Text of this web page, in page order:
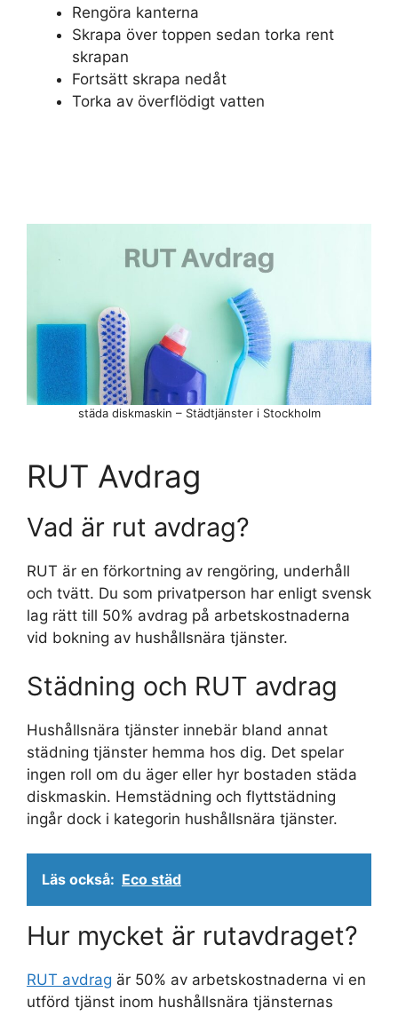
Rengöra kanterna
Skrapa över toppen sedan torka rent
skrapan
Fortsätt skrapa nedåt
Torka av överflödigt vatten
RUT Avdrag
Vad är rut avdrag?
RUT är en förkortning av rengöring, underhåll
och tvätt. Du som privatperson har enligt svensk
lag rätt till 50% avdrag på arbetskostnaderna
vid bokning av hushållsnära tjänster.
Städning och RUT avdrag
Hushållsnära tjänster innebär bland annat
städning tjänster hemma hos dig. Det spelar
ingen roll om du äger eller hyr bostaden städa
diskmaskin. Hemstädning och flyttstädning
ingår dock i kategorin hushållsnära tjänster.
Läs också: Eco städ
Hur mycket är rutavdraget?
RUT avdrag är 50% av arbetskostnaderna vi en
utförd tjänst inom hushållsnära tjänsternas
städa diskmaskin – Städtjänster i Stockholm